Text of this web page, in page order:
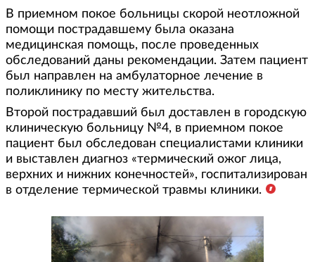
В приемном покое больницы скорой неотложной
помощи пострадавшему была оказана
медицинская помощь, после проведенных
обследований даны рекомендации. Затем пациент
был направлен на амбулаторное лечение в
поликлинику по месту жительства.
Второй пострадавший был доставлен в городскую
клиническую больницу №4, в приемном покое
пациент был обследован специалистами клиники
и выставлен диагноз «термический ожог лица,
верхних и нижних конечностей», госпитализирован
в отделение термической травмы клиники.